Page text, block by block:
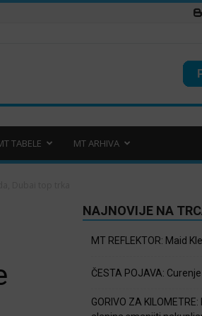
TABELE MT ARHIVA
NAJNOVIJE NA
MT REFLEKTOR: Maid
ČESTA POJAVA:
GORIVO ZA